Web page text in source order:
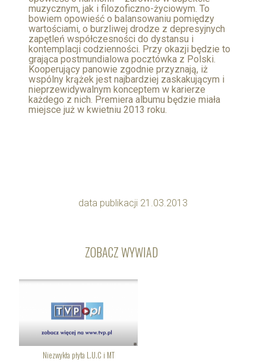
muzycznym, jak i filozoficzno-życiowym. To
bowiem opowieść o balansowaniu pomiędzy
wartościami, o burzliwej drodze z depresyjnych
zapętleń współczesności do dystansu i
kontemplacji codzienności. Przy okazji będzie to
grająca postmundialowa pocztówka z Polski.
Kooperujący panowie zgodnie przyznają, iż
wspólny krążek jest najbardziej zaskakującym i
nieprzewidywalnym konceptem w karierze
każdego z nich. Premiera albumu będzie miała
miejsce już w kwietniu 2013 roku.
data publikacji 21.03.2013
ZOBACZ WYWIAD
Niezwykła płyta L.U.C i MT